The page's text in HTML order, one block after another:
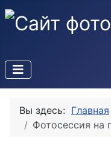
Вы здесь: Главная
Фотосессия на